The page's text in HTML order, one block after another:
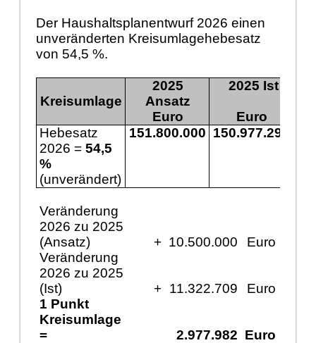
Der Haushaltsplanentwurf 2026 einen
unveränderten Kreisumlagehebesatz
von 54,5 %.
Kreisumlage
2025
Ansatz
2025 Ist
Euro
Euro
Hebesatz
2026 =54,5
%
(unverändert)
151.800.000 150.977.291
Veränderung
2026 zu 2025
(Ansatz)
+ 10.500.000
Euro
Veränderung
2026 zu 2025
(Ist)
+ 11.322.709
Euro
1 Punkt
Kreisumlage
=
2.977.982 Euro